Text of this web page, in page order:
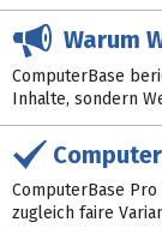
Warum
ComputerBase
Inhalte, sondern
ComputerBase
zugleich faire